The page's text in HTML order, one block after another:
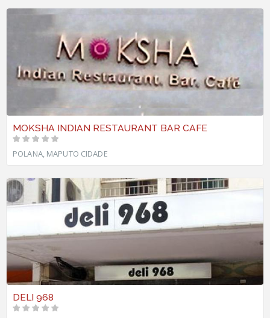
MOKSHA INDIAN RESTAURANT BAR CAFE
POLANA, MAPUTO CIDADE
DELI 968